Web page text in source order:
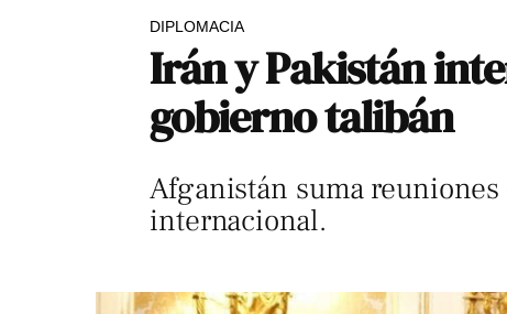
DIPLOMACIA
Irán y Pakistán
gobierno talibán
Afganistán suma
internacional.